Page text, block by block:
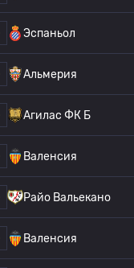
Эспаньол
Альмерия
Агилас ФК Б
Валенсия
Райо Вальекано
Валенсия